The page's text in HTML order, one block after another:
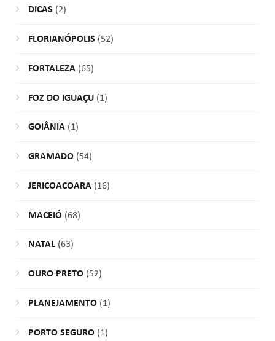
DICAS (2)
FLORIANÓPOLIS (52)
FORTALEZA(65)
FOZ DO IGUAÇU(1)
GOIÂNIA(1)
GRAMADO(54)
JERICOACOARA(16)
MACEIÓ(68)
NATAL(63)
OURO PRETO(52)
PLANEJAMENTO(1)
PORTO SEGURO(1)